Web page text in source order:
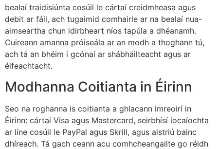
bealaí traidisiúnta cosúil le cártaí creidmheasa agus
debit ar fáil, ach tugaimid comhairle ar na bealaí nua-
aimseartha chun idirbheart níos tapúla a dhéanamh.
Cuireann amanna próiseála ar an modh a thoghann tú,
ach tá an bhéim i gcónaí ar shábháilteacht agus ar
éifeachtacht.
Modhanna Coitianta in Éirinn
Seo na roghanna is coitianta a ghlacann imreoirí in
Éirinn: cártaí Visa agus Mastercard, seirbhísí íocaíochta
ar líne cosúil le PayPal agus Skrill, agus aistriú bainc
dhíreach. Tá gach ceann acu comhcheangailte go réidh